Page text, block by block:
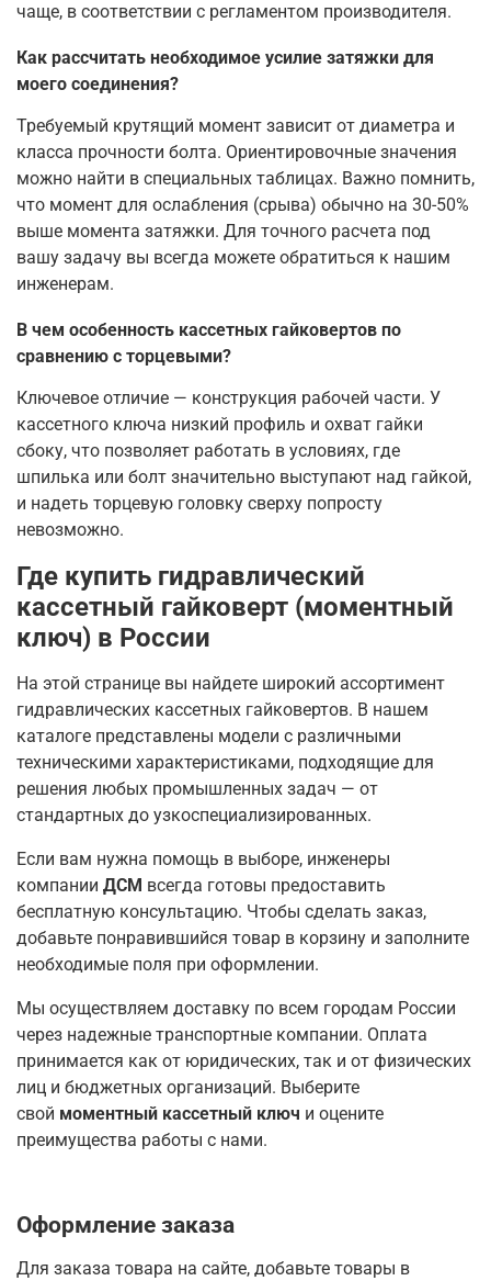
чаще, в соответствии с регламентом производителя.
Как рассчитать необходимое усилие затяжки для
моего соединения?
Требуемый крутящий момент зависит от диаметра и
класса прочности болта. Ориентировочные значения
можно найти в специальных таблицах. Важно помнить,
что момент для ослабления (срыва) обычно на 30-50%
выше момента затяжки. Для точного расчета под
вашу задачу вы всегда можете обратиться к нашим
инженерам.
В чем особенность кассетных гайковертов по
сравнению с торцевыми?
Ключевое отличие — конструкция рабочей части. У
кассетного ключа низкий профиль и охват гайки
сбоку, что позволяет работать в условиях, где
шпилька или болт значительно выступают над гайкой,
и надеть торцевую головку сверху попросту
невозможно.
Где купить гидравлический
кассетный гайковерт (моментный
ключ) в России
На этой странице вы найдете широкий ассортимент
гидравлических кассетных гайковертов. В нашем
каталоге представлены модели с различными
техническими характеристиками, подходящие для
решения любых промышленных задач — от
стандартных до узкоспециализированных.
Если вам нужна помощь в выборе, инженеры
компании ДСМ всегда готовы предоставить
бесплатную консультацию. Чтобы сделать заказ,
добавьте понравившийся товар в корзину и заполните
необходимые поля при оформлении.
Мы осуществляем доставку по всем городам России
через надежные транспортные компании. Оплата
принимается как от юридических, так и от физических
лиц и бюджетных организаций. Выберите
свой моментный кассетный ключ и оцените
преимущества работы с нами.
Оформление заказа
Для заказа товара на сайте, добавьте товары в